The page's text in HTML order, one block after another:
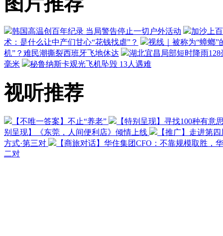
韩国高温创百年纪录 当局警告停止一切户外活动
加沙上
术：是什么让中产们甘心“花钱找虐”？
视线｜被称为“蟑螂
机”？难民潮撕裂西班牙飞地休达
湖北宜昌局部短时降雨
毫米
秘鲁纳斯卡观光飞机坠毁 13人遇难
视听推荐
【不唯一答案】不止“养老”
【特别呈现】寻找100种有意
别呈现】《东莞，人间便利店》倾情上线
【推广】走进第
方式·第三对
【商旅对话】华住集团CFO：不靠规模取胜，
二对